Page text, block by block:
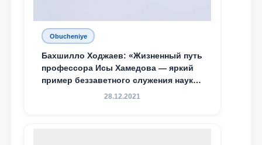
Obucheniye
Бахшилло Ходжаев: «Жизненный путь
профессора Исы Хамедова — яркий
пример беззаветного служения науке,
Родине и воспитанию молодого
28.12.2021